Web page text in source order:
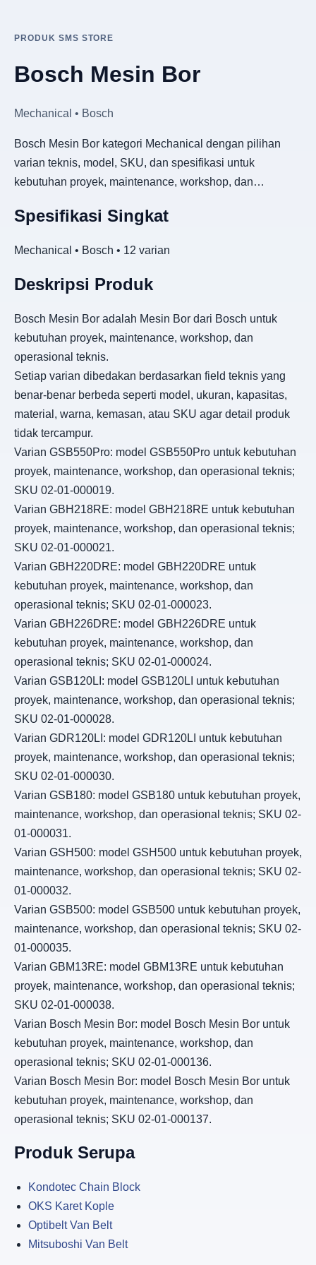
PRODUK SMS STORE
Bosch Mesin Bor
Mechanical • Bosch
Bosch Mesin Bor kategori Mechanical dengan pilihan
varian teknis, model, SKU, dan spesifikasi untuk
kebutuhan proyek, maintenance, workshop, dan…
Spesifikasi Singkat
Mechanical • Bosch • 12 varian
Deskripsi Produk
Bosch Mesin Bor adalah Mesin Bor dari Bosch untuk
kebutuhan proyek, maintenance, workshop, dan
operasional teknis.
Setiap varian dibedakan berdasarkan field teknis yang
benar-benar berbeda seperti model, ukuran, kapasitas,
material, warna, kemasan, atau SKU agar detail produk
tidak tercampur.
Varian GSB550Pro: model GSB550Pro untuk kebutuhan
proyek, maintenance, workshop, dan operasional teknis;
SKU 02-01-000019.
Varian GBH218RE: model GBH218RE untuk kebutuhan
proyek, maintenance, workshop, dan operasional teknis;
SKU 02-01-000021.
Varian GBH220DRE: model GBH220DRE untuk
kebutuhan proyek, maintenance, workshop, dan
operasional teknis; SKU 02-01-000023.
Varian GBH226DRE: model GBH226DRE untuk
kebutuhan proyek, maintenance, workshop, dan
operasional teknis; SKU 02-01-000024.
Varian GSB120LI: model GSB120LI untuk kebutuhan
proyek, maintenance, workshop, dan operasional teknis;
SKU 02-01-000028.
Varian GDR120LI: model GDR120LI untuk kebutuhan
proyek, maintenance, workshop, dan operasional teknis;
SKU 02-01-000030.
Varian GSB180: model GSB180 untuk kebutuhan proyek,
maintenance, workshop, dan operasional teknis; SKU 02-
01-000031.
Varian GSH500: model GSH500 untuk kebutuhan proyek,
maintenance, workshop, dan operasional teknis; SKU 02-
01-000032.
Varian GSB500: model GSB500 untuk kebutuhan proyek,
maintenance, workshop, dan operasional teknis; SKU 02-
01-000035.
Varian GBM13RE: model GBM13RE untuk kebutuhan
proyek, maintenance, workshop, dan operasional teknis;
SKU 02-01-000038.
Varian Bosch Mesin Bor: model Bosch Mesin Bor untuk
kebutuhan proyek, maintenance, workshop, dan
operasional teknis; SKU 02-01-000136.
Varian Bosch Mesin Bor: model Bosch Mesin Bor untuk
kebutuhan proyek, maintenance, workshop, dan
operasional teknis; SKU 02-01-000137.
Produk Serupa
Kondotec Chain Block
OKS Karet Kople
Optibelt Van Belt
Mitsuboshi Van Belt